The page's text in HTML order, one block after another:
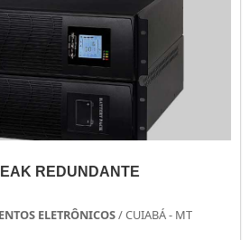
REDUNDANTE
ELETRÔNICOS/ CUIABÁ - MT